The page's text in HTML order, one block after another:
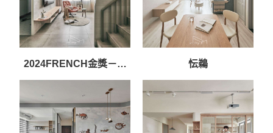
2024FRENCH金獎－瞴
嶼
忶鵜